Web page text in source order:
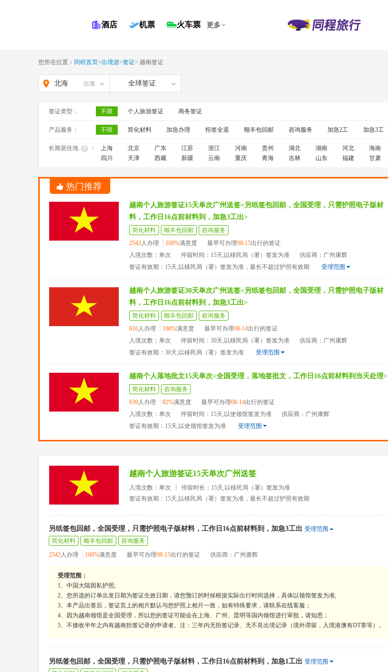
酒店 机票 火车票 更多
您所在位置： 同程首页>出境游>签证> 越南签证
北海 出发 全球签证
签证类型： 不限 个人旅游签证 商务签证
产品服务： 不限 简化材料 加急办理 拒签全退 顺丰包回邮 咨询服务 加急2工 加急3工
长期居住地 ： 上海 北京 广东 江苏 浙江 河南 贵州 湖北 湖南 河北 海南
四川
天津 西藏 新疆 云南 重庆 青海 吉林 山东 福建 甘肃
热门推荐
越南个人旅游签证15天单次广州送签<另纸签包回邮，全国受理，只需护照电子版材
料，工作日16点前材料到，加急3工出>
简化材料 顺丰包回邮
咨询服务
2542人办理 100%满意度 最早可办理08-15出行的签证
入境次数：单次
停留时间：15天,以移民局（署）签发为准
供应商：广州康辉
签证有效期：15天,以移民局（署）签发为准，最长不超过护照有效期
受理范围
越南个人旅游签证30天单次广州送签<另纸签包回邮，全国受理，只需护照电子版材
料，工作日16点前材料到，加急3工出>
简化材料 顺丰包回邮
咨询服务
616人办理 100%满意度 最早可办理08-14出行的签证
入境次数：单次
停留时间：30天,以移民局（署）签发为准
供应商：广州康辉
签证有效期：30天,以移民局（署）签发为准
受理范围
越南个人落地批文15天单次<全国受理，落地签批文，工作日16点前材料到当天处理>
简化材料
咨询服务
639人办理 82%满意度 最早可办理08-14出行的签证
入境次数：单次
停留时间：15天,以使领馆签发为准
供应商：广州康辉
签证有效期：15天,以使领馆签发为准
受理范围
越南个人旅游签证15天单次广州送签
入境次数：单次
停留时长：15天,以移民局（署）签发为准
签证有效期：15天,以移民局（署）签发为准，最长不超过护照有效期
另纸签包回邮，全国受理，只需护照电子版材料，工作日16点前材料到，加急3工出 受理范围
简化材料
顺丰包回邮
咨询服务
2542人办理 100%满意度 最早可办理08-15出行的签证 供应商：广州康辉
受理范围：
1、中国大陆因私护照;
2、您所选的订单出发日期为签证生效日期，请您预订的时候根据实际出行时间选择，具体以领馆签发为准;
3、本产品出签后，签证页上的相片默认与您护照上相片一致，如有特殊要求，请联系在线客服；
4、因为越南领馆是全国受理，所以您的签证可能会在上海、广州、昆明等国内领馆进行审批，请知悉；
5、不接收半年之内有越南拒签记录的申请者。注：三年内无拒签记录、无不良出境记录（境外滞留，入境港澳有DT章等）。
另纸签包回邮，全国受理，只需护照电子版材料，工作日16点前材料到，加急1工出 受理范围